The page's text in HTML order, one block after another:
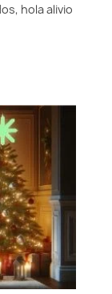
hola alivio